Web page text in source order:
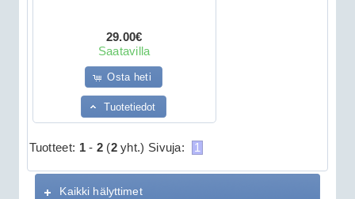
29.00€
Saatavilla
Osta heti
Tuotetiedot
Tuotteet: 1- 2 (2yht.) Sivuja: 1
Kaikki hälyttimet